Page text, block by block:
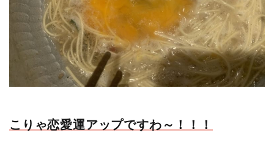
こりゃ恋愛運アップですわ～！！！